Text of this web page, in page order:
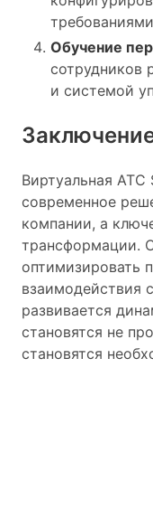
Обучение
сотрудников
и системой
Виртуальная АТС
современное
компании, а
трансформации.
оптимизировать
взаимодействия
развивается
становятся не
становятся